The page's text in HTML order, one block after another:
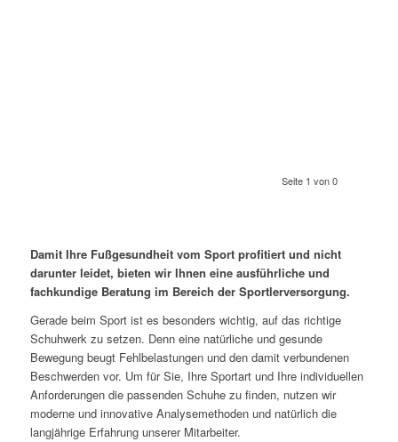
Seite 1 von 0
Damit Ihre Fußgesundheit vom Sport profitiert und nicht
darunter leidet, bieten wir Ihnen eine ausführliche und
fachkundige Beratung im Bereich der Sportlerversorgung.
Gerade beim Sport ist es besonders wichtig, auf das richtige
Schuhwerk zu setzen. Denn eine natürliche und gesunde
Bewegung beugt Fehlbelastungen und den damit verbundenen
Beschwerden vor. Um für Sie, Ihre Sportart und Ihre individuellen
Anforderungen die passenden Schuhe zu finden, nutzen wir
moderne und innovative Analysemethoden und natürlich die
langjährige Erfahrung unserer Mitarbeiter.